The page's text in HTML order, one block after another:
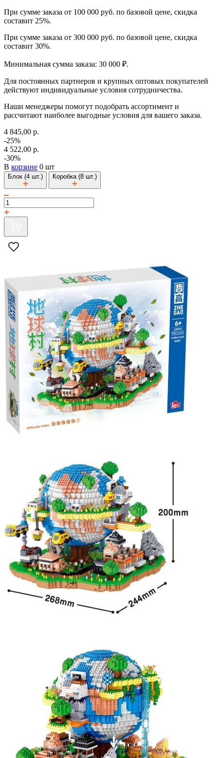
При сумме заказа от 100 000 руб. по базовой цене, скидка
составит 25%.
При сумме заказа от 300 000 руб. по базовой цене, скидка
составит 30%.
Минимальная сумма заказа: 30 000 ₽.
Для постоянных партнеров и крупных оптовых покупателей
действуют индивидуальные условия сотрудничества.
Наши менеджеры помогут подобрать ассортимент и
рассчитают наиболее выгодные условия для вашего заказа.
4 845,00 р.
-25%
4 522,00 р.
-30%
В корзине 0 шт
Блок (4 шт.) Коробка (8 шт.)